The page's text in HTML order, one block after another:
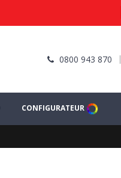
0800 943 870
CONFIGURATEUR